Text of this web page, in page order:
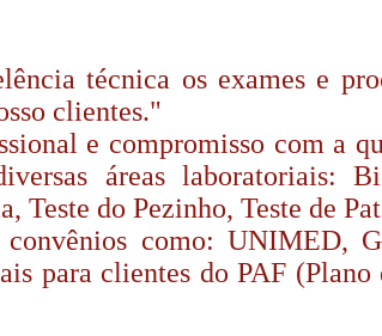
técnica os exames e
clientes."
e compromisso com a
áreas laboratoriais:
do Pezinho, Teste de
como: UNIMED,
para clientes do PAF